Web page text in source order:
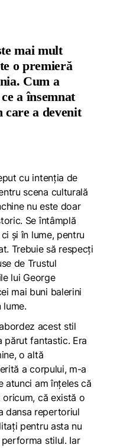
mai mult
o premieră
Cum a
a însemnat
a devenit
cu intenția de
scena culturală
nu este doar
Se întâmplă
și în lume, pentru
Trebuie să respecți
de Trustul
lui George
mai buni balerini
lume.
acest stil
părut fantastic. Era
o altă
a corpului, m-a
atunci am înțeles că
că există o
dansa repertoriul
pentru asta nu
stilul. Iar